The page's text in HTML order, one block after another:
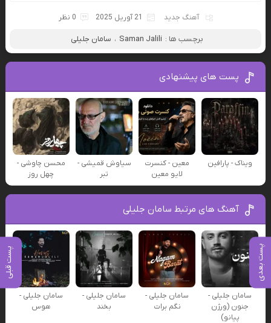
پست بعدی پست قبلی
آهنگ جدید 21 آوریل 2025 0 نظر
برچسب ها : Saman Jalili ، سامان جلیلی
پست های پیشنهادی
ویناک - پارافین
معین - کنسرت
لایو معین
سیاوش قمیشی -
تبر
محسن چاوشی -
چهل روز
آهنگ های مرتبط سامان جلیلی
سامان جلیلی -
جنون (ورژن
پیانو)
سامان جلیلی -
نگم برات
سامان جلیلی -
بخند
سامان جلیلی -
هوس